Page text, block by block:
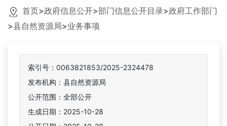
首页>政府信息公开>部门信息公开目录>政府工作部门
>县自然资源局>业务事项
索引号：0063821853/2025-2324478
发布机构：县自然资源局
公开范围：全部公开
生成日期：2025-10-28